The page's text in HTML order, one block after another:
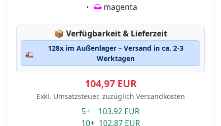
Eigenschaft:
magenta
📦 Lagerstatus:
Verfügbarkeit & Lieferzeit
🚛
128x im Außenlager – Versand in ca. 2-3
Werktagen
104,97 EUR
Exkl. Umsatzsteuer, zuzüglich Versandkosten
5+ 103.92 EUR
10+ 102.87 EUR